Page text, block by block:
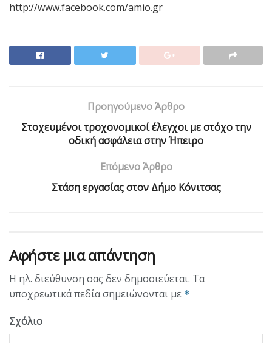
http://www.facebook.com/amio.gr
Προηγούμενο Άρθρο
Στοχευμένοι τροχονομικοί έλεγχοι με στόχο την
οδική ασφάλεια στην Ήπειρο
Επόμενο Άρθρο
Στάση εργασίας στον Δήμο Κόνιτσας
Αφήστε μια απάντηση
Η ηλ. διεύθυνση σας δεν δημοσιεύεται. Τα
υποχρεωτικά πεδία σημειώνονται με *
Σχόλιο